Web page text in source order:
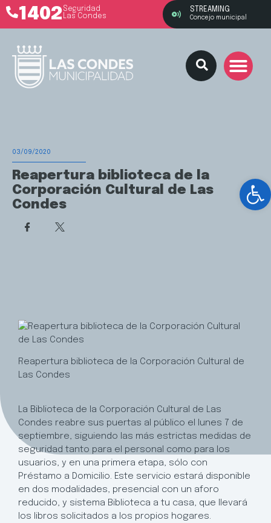
1402 Seguridad
Las Condes
STREAMING
Concejo municipal
03/09/2020
Reapertura biblioteca de la
Corporación Cultural de Las
Condes
Reapertura biblioteca de la Corporación Cultural de
Las Condes
La Biblioteca de la Corporación Cultural de Las
Condes reabre sus puertas al público el lunes 7 de
septiembre, siguiendo las más estrictas medidas de
seguridad tanto para el personal como para los
usuarios, y en una primera etapa, sólo con
Préstamo a Domicilio. Este servicio estará disponible
en dos modalidades, presencial con un aforo
reducido, y sistema Biblioteca a tu casa, que llevará
los libros solicitados a los propios hogares.